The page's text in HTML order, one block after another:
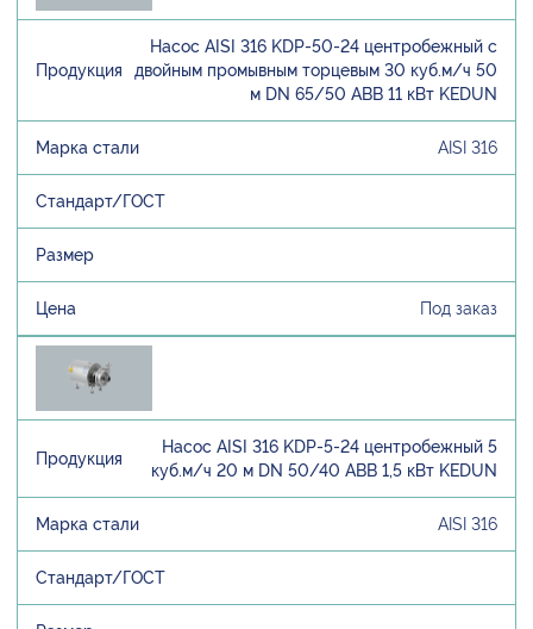
Насос AISI 316 KDP-50-24 центробежный с
двойным промывным торцевым 30 куб.м/ч 50
м DN 65/50 ABB 11 кВт KEDUN
AISI 316
Под заказ
Насос AISI 316 KDP-5-24 центробежный 5
куб.м/ч 20 м DN 50/40 ABB 1,5 кВт KEDUN
AISI 316